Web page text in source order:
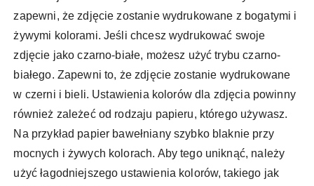
zapewni, że zdjęcie zostanie wydrukowane z bogatymi i
żywymi kolorami. Jeśli chcesz wydrukować swoje
zdjęcie jako czarno-białe, możesz użyć trybu czarno-
białego. Zapewni to, że zdjęcie zostanie wydrukowane
w czerni i bieli. Ustawienia kolorów dla zdjęcia powinny
również zależeć od rodzaju papieru, którego używasz.
Na przykład papier bawełniany szybko blaknie przy
mocnych i żywych kolorach. Aby tego uniknąć, należy
użyć łagodniejszego ustawienia kolorów, takiego jak